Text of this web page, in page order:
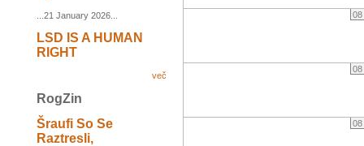
...21 January 2026...
LSD IS A HUMAN
RIGHT
več
RogZin
Šraufi So Se
Raztresli,
08
08
08